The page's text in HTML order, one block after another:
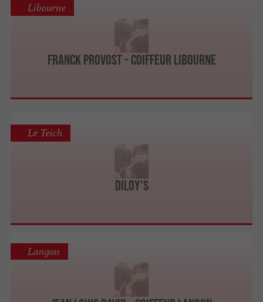
Franck Provost - Coiffeur Libourne
Libourne
Diloy's
Le Teich
Langon